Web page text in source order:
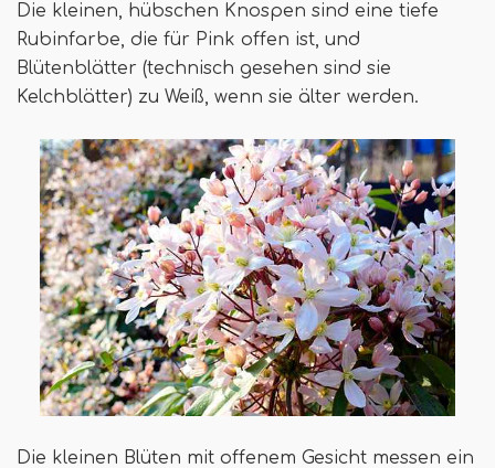
Die kleinen, hübschen Knospen sind eine tiefe
Rubinfarbe, die für Pink offen ist, und
Blütenblätter (technisch gesehen sind sie
Kelchblätter) zu Weiß, wenn sie älter werden.
Die kleinen Blüten mit offenem Gesicht messen ein